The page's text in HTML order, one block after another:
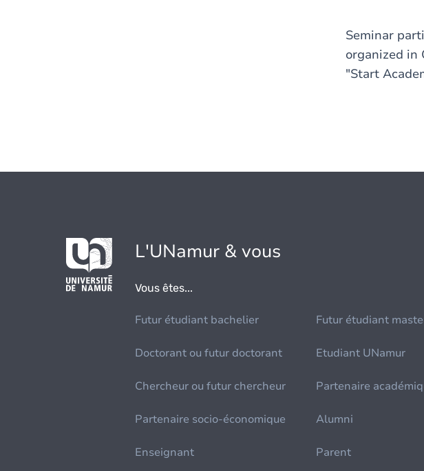
Seminar
organized in
"Start
L'UNamur & vous
Vous êtes...
Futur étudiant bachelier Futur étudiant
Doctorant ou futur doctorant Etudiant UNamur
Chercheur ou futur chercheur Partenaire
Partenaire socio-économique Alumni
Enseignant Parent